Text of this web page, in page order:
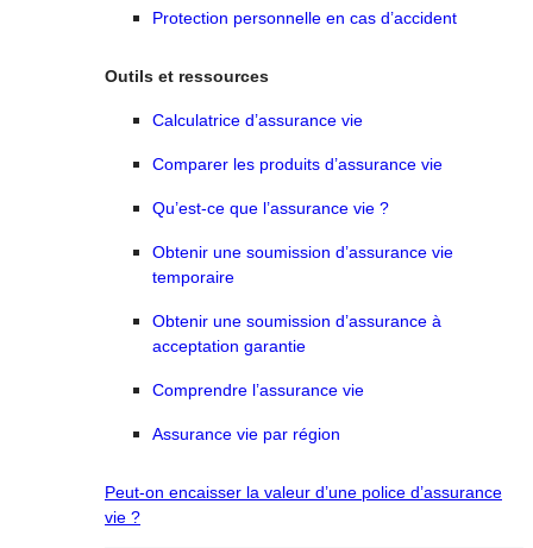
Protection personnelle en cas d’accident
Outils et ressources
Calculatrice d’assurance vie
Comparer les produits d’assurance vie
Qu’est-ce que l’assurance vie ?
Obtenir une soumission d’assurance vie
temporaire
Obtenir une soumission d’assurance à
acceptation garantie
Comprendre l’assurance vie
Assurance vie par région
Peut-on encaisser la valeur d’une police d’assurance
vie ?